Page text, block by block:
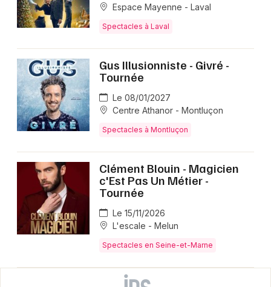
Espace Mayenne - Laval
Spectacles à Laval
Gus Illusionniste - Givré -
Tournée
Le 08/01/2027
Centre Athanor - Montluçon
Spectacles à Montluçon
Clément Blouin - Magicien
c'Est Pas Un Métier -
Tournée
Le 15/11/2026
L'escale - Melun
Spectacles en Seine-et-Marne